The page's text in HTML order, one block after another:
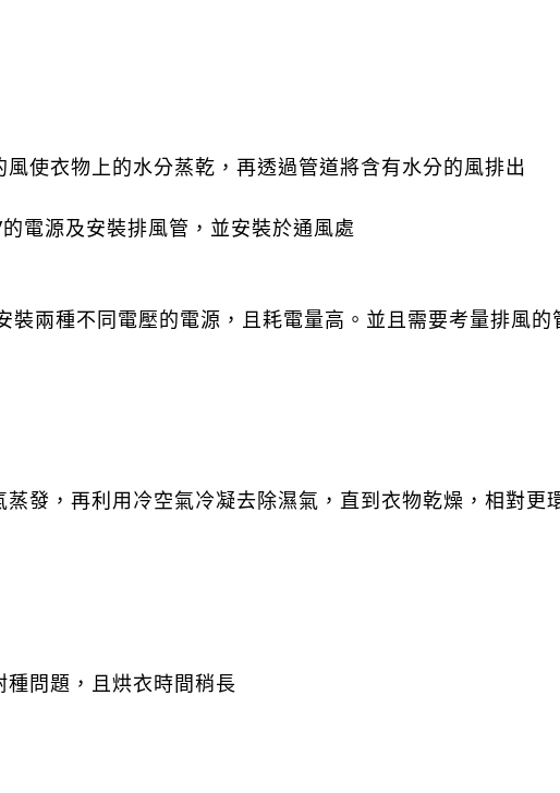
使衣物上的水分蒸乾，再透過管道將含有水分的風排出
電源及安裝排風管，並安裝於通風處
兩種不同電壓的電源，且耗電量高。並且需要考量排風的
發，再利用冷空氣冷凝去除濕氣，直到衣物乾燥，相對更
問題，且烘衣時間稍長